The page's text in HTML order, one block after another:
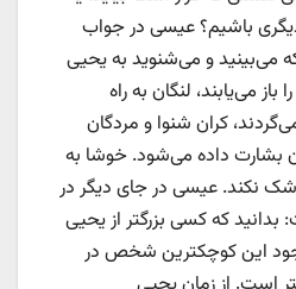
باشیم؟ عیسی در جواب
می‌‌بینید و می‌شنوید به یحیی
باز می‌یابند، لنگان به راه
کران شنوا و مردگان
بشارت داده می‌شود. خوشا به
نکند. عیسی در جای دیگر در
که کسی بزرگتر از یحیی
این کوچکترین شخص در